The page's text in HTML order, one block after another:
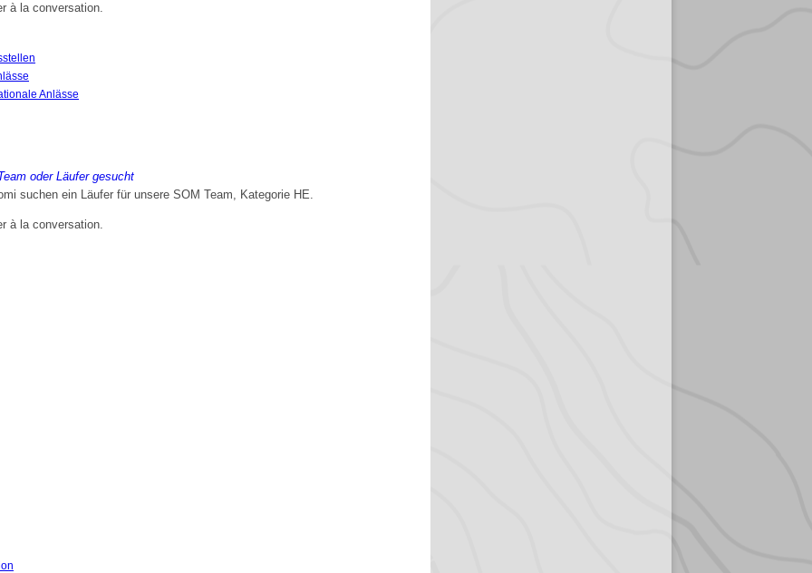
Anlässe
à la conversation.
oder Läufer gesucht
suchen ein Läufer für unsere SOM Team, Kategorie HE.
à la conversation.